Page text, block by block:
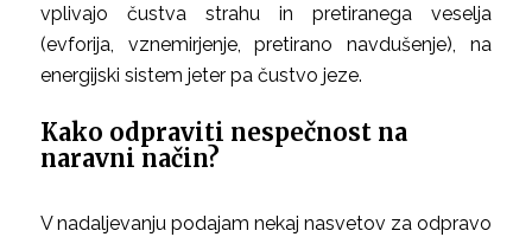
vplivajo čustva strahu in pretiranega veselja
(evforija, vznemirjenje, pretirano navdušenje), na
energijski sistem jeter pa čustvo jeze.
Kako odpraviti nespečnost na
naravni način?
V nadaljevanju podajam nekaj nasvetov za odpravo